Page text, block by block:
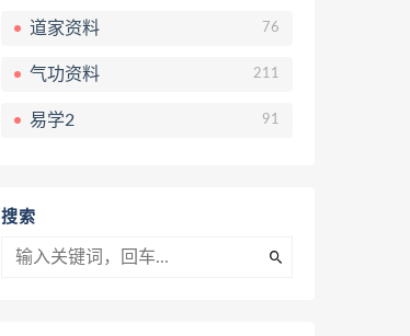
道家资料 76
气功资料 211
易学2 91
搜索